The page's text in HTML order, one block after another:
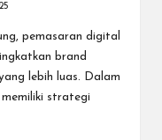
pemasaran digital
brand
lebih luas. Dalam
strategi